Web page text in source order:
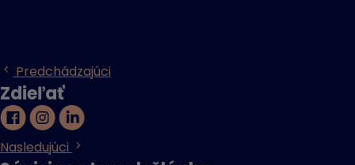
Predchádzajúci
Zdieľať
Nasledujúci